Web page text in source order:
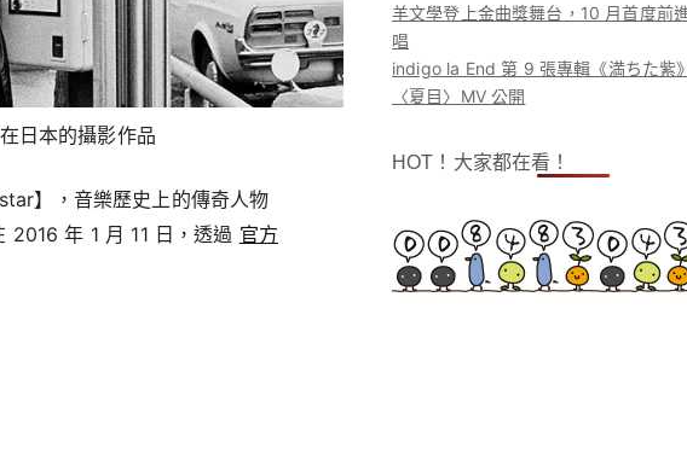
日本的攝影作品
】，音樂歷史上的傳奇人物
年 1 月 11 日，透過 官方
羊文學登上金曲獎舞台，10 月首度前
唱
indigo la End 第 9 張專輯《満ちた紫
〈夏目〉MV 公開
HOT！大家都在看！